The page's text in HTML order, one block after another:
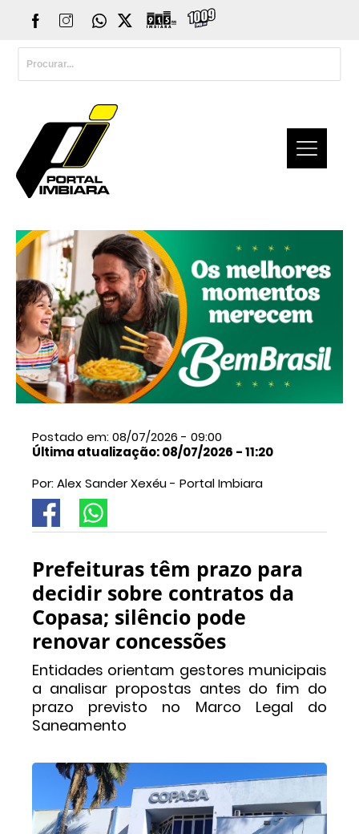
Postado em: 08/07/2026 - 09:00
Última atualização: 08/07/2026 - 11:20
Por: Alex Sander Xexéu - Portal Imbiara
Prefeituras têm prazo para
decidir sobre contratos da
Copasa; silêncio pode
renovar concessões
Entidades orientam gestores municipais
a analisar propostas antes do fim do
prazo previsto no Marco Legal do
Saneamento